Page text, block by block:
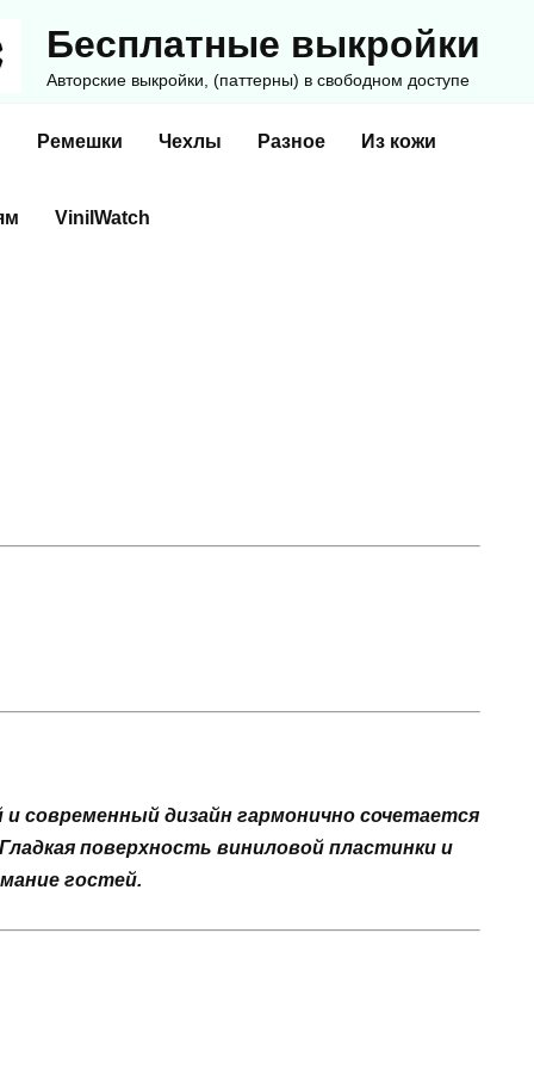
Бесплатные выкройки
Авторские выкройки, (паттерны) в свободном доступе
Ремешки Чехлы Разное Из кожи
VinilWatch
современный дизайн гармонично сочетается
поверхность виниловой пластинки и
гостей.